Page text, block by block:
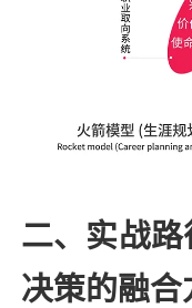
二、实战
决策的融合